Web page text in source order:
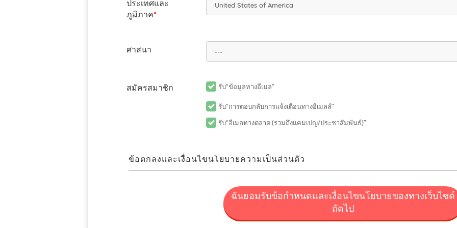
ประเทศและ
ภูมิภาค*
ศาสนา
สมัครสมาชิก รับ“ข้อมูลทางอีเมล”
รับ“การตอบกลับการแจ้งเตือนทางอีเมลล์”
รับ“อีเมลทางตลาด (รวมถึงแคมเปญ/ประชาสัมพันธ์)”
ข้อตกลงและเงื่อนไขนโยบายความเป็นส่วนตัว
ข้อตกลงการใช้บริการของ FUN! JAPAN
FUN! JAPAN หมายความโดยรวมถึงโครงการ (โครงการ FUN! JAPAN) ที่เสนอสินค้าและบริการผ่านช่องทางที่มีค
นี้ (รวมถึง แต่ไม่จำกัดเพียงเฉพาะ โดเมนของเว็บ fun-japan.jp/th – ซึ่งเรียกว่า “เว็บไซต์” ซึ่งภายหลังอาจมีการแ
ใด ๆ) และมุ่งมั่นที่จะขยายผลประโยชน์ในประเทศญี่ปุ่นโดยการแนะนำสินค้าและบริการของประเทศญี่ปุ่นให้กับผู้บ
ฉันยอมรับข้อกำหนดและเงื่อนไขนโยบายของทางเว็บไซต์
ถัดไป